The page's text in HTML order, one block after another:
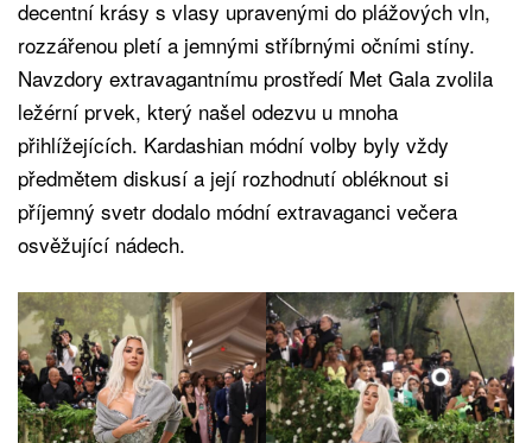
decentní krásy s vlasy upravenými do plážových vln,
rozzářenou pletí a jemnými stříbrnými očními stíny.
Navzdory extravagantnímu prostředí Met Gala zvolila
ležérní prvek, který našel odezvu u mnoha
přihlížejících. Kardashian módní volby byly vždy
předmětem diskusí a její rozhodnutí obléknout si
příjemný svetr dodalo módní extravaganci večera
osvěžující nádech.